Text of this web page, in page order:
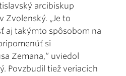
arcibiskup
Zvolenský. „Je to
aj takýmto spôsobom na
si
Zemana,“ uviedol
Povzbudil tiež veriacich